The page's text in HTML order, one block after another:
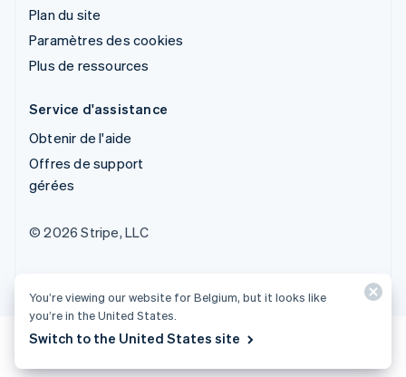
Plan du site
Paramètres des cookies
Plus de ressources
Service d'assistance
Obtenir de l'aide
Offres de support
gérées
© 2026 Stripe, LLC
You’re viewing our website for Belgium, but it looks like
you’re in the United States.
Switch to the United States site